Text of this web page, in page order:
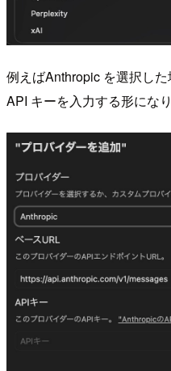
例えばAnthropic を選択し
API キーを入力する形になり